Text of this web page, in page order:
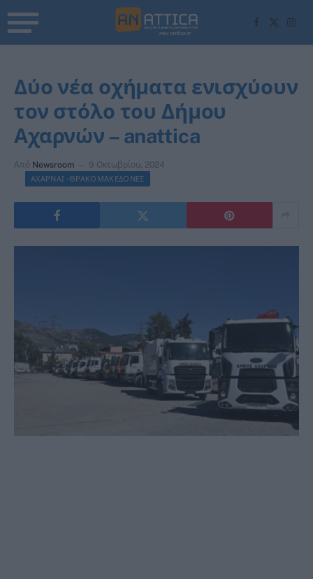
Facebook
X
(Twitter)
Δύο νέα οχήματα ενισχύουν
τον στόλο του Δήμου
Αχαρνών – anattica
Από Newsroom 9 Οκτωβρίου, 2024
ΑΧΑΡΝΑΙ -ΘΡΑΚΟΜΑΚΕΔΟΝΕΣ